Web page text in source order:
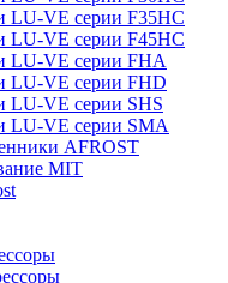
LU-VE серии F35HC
LU-VE серии F45HC
LU-VE серии FHA
LU-VE серии FHD
LU-VE серии SHS
LU-VE серии SMA
AFROST
MIT